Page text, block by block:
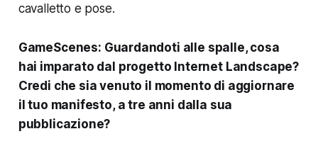
cavalletto e pose.
GameScenes: Guardandoti alle spalle, cosa
hai imparato dal progetto Internet Landscape?
Credi che sia venuto il momento di aggiornare
il tuo manifesto, a tre anni dalla sua
pubblicazione?